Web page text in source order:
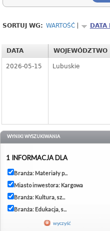
SORTUJ WG: WARTOŚĆ DATA
DATA WOJEWÓDZTWO
2026-05-15 Lubuskie
WYNIKI WYSZUKIWANIA
1 INFORMACJA DLA
Branża: Materiały p...
Miasto inwestora: Kargowa
Branża: Kultura, sz...
Branża: Edukacja, s...
wyczyść